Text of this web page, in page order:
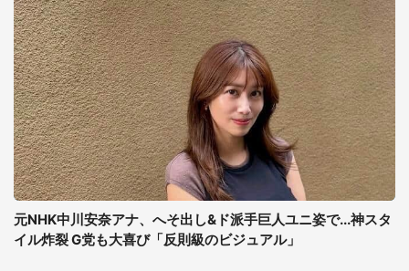
元NHK中川安奈アナ、へそ出し&ド派手巨人ユニ姿で...神スタ
イル炸裂 G党も大喜び「反則級のビジュアル」